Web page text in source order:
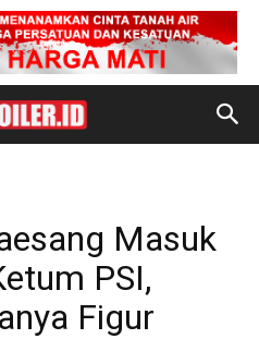
Masuk
PSI,
Figur